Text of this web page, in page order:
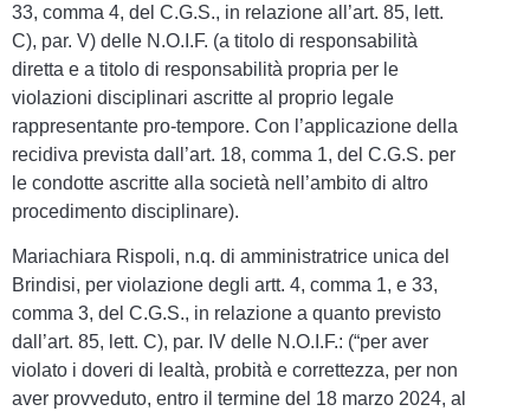
33, comma 4, del C.G.S., in relazione all’art. 85, lett.
C), par. V) delle N.O.I.F. (a titolo di responsabilità
diretta e a titolo di responsabilità propria per le
violazioni disciplinari ascritte al proprio legale
rappresentante pro-tempore. Con l’applicazione della
recidiva prevista dall’art. 18, comma 1, del C.G.S. per
le condotte ascritte alla società nell’ambito di altro
procedimento disciplinare).
Mariachiara Rispoli, n.q. di amministratrice unica del
Brindisi, per violazione degli artt. 4, comma 1, e 33,
comma 3, del C.G.S., in relazione a quanto previsto
dall’art. 85, lett. C), par. IV delle N.O.I.F.: (“per aver
violato i doveri di lealtà, probità e correttezza, per non
aver provveduto, entro il termine del 18 marzo 2024, al